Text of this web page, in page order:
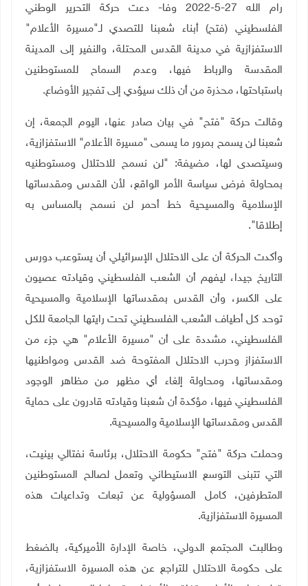
رام الله 27-5-2022 وفا- دعت حركة التحرير الوطني
الفلسطيني (فتح) أبناء شعبنا للتصدي لـ"مسيرة الأعلام"
الاستفزازية في مدينة القدس المحتلة، والنفير إلى المدينة
المقدسة والرباط فيها، وعدم السماح للمستوطنين
باستباحتها، محذرة من أن ذلك سيؤدي إلى تفجير الأوضاع.
وقالت حركة "فتح" في بيان صادر عنها، اليوم الجمعة، إن
شعبنا لن يسمح بمرور ما يسمى "مسيرة الأعلام" الاستفزازية،
وسيتصدى لها، مضيفة: "لن نسمح للاحتلال ومستوطنيه
بمحاولة فرض سياسة الأمر الواقع، لأن القدس ومقدساتها
الإسلامية والمسيحية خط أحمر لن نسمح بالمساس به
إطلاقا".
وأكدت الحركة أن على الاحتلال الإسرائيلي أن يستوعب دورس
التاريخ جيدا، ليفهم أن الشعب الفلسطيني وقيادته عصيون
على الكسر، وأن القدس بمقدساتها الإسلامية والمسيحية
توحد كل أطياف الشعب الفلسطيني تحت رايتها الجامعة للكل
الفلسطيني، مشددة على أن "مسيرة الأعلام" هي جزء من
الاستفزاز وحرب الاحتلال المفتوحة ضد القدس ومواطنيها
ومقدساتها، ومحاولة إلغاء أي مظهر من مظاهر الوجود
الفلسطيني فيها، مؤكدة أن شعبنا وقيادته قادرون على حماية
القدس ومقدساتها الإسلامية والمسيحية.
وحملت حركة "فتح" حكومة الاحتلال، برئاسة نفتالي بينيت،
التي تتبنى التوسع الاستيطاني وتعمل لصالح المستوطنين
المتطرفين، كامل المسؤولية عن تبعات وتداعيات هذه
المسيرة الاستفزازية.
وطالبت المجتمع الدولي، خاصة الإدارة الأميركية، بالضغط
على حكومة الاحتلال للتراجع عن هذه المسيرة الاستفزازية،